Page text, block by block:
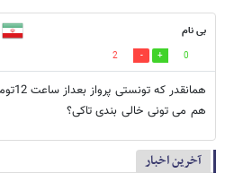
بی نام
0
2
هم می تونی خالی بندی تاکی؟
آخرین اخبار